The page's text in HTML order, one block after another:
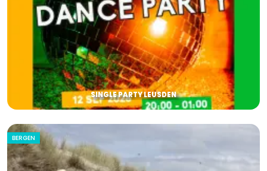
SINGLE PARTY LEUSDEN
BERGEN